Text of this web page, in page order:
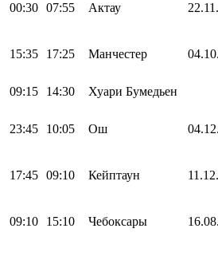
00:30 07:55 Актау
15:35 17:25 Манчестер
09:15 14:30 Хуари Бумедьен
23:45 10:05 Ош
17:45 09:10 Кейптаун
09:10 15:10 Чебоксары